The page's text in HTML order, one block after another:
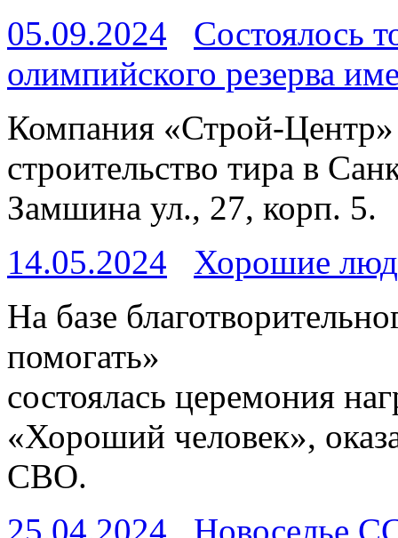
05.09.2024
Состоялось
олимпийского резерва
Компания «Строй-Центр»
строительство тира в
Замшина ул., 27, корп. 5.
14.05.2024
Хорошие
На базе
помогать»
состоялась церемония
«Хороший человек»,
СВО.
25.04.2024
Новоселье